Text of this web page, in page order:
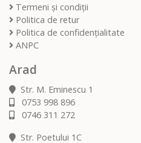
Termeni și condiții
Politica de retur
Politica de confidențialitate
ANPC
Arad
Str. M. Eminescu 1
0753 998 896
0746 311 272
Str. Poetului 1C